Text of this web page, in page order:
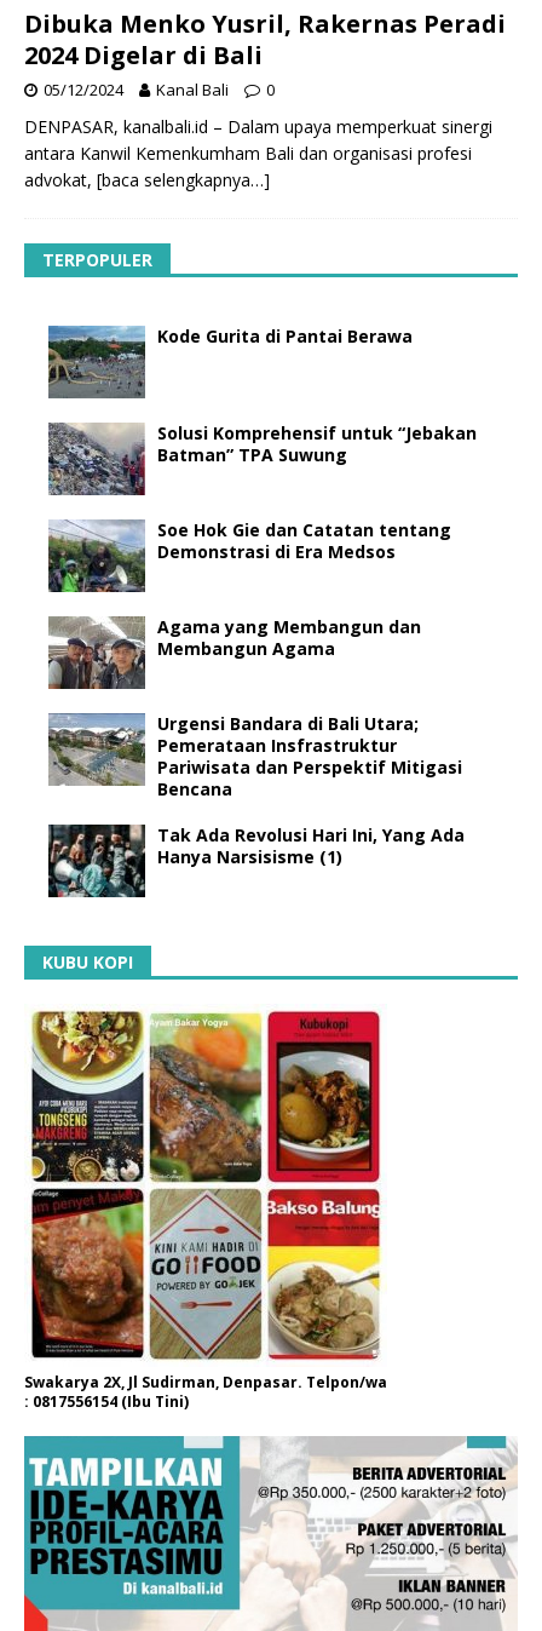
Dibuka Menko Yusril, Rakernas Peradi
2024 Digelar di Bali
05/12/2024 Kanal Bali 0
DENPASAR, kanalbali.id – Dalam upaya memperkuat sinergi
antara Kanwil Kemenkumham Bali dan organisasi profesi
advokat, [baca selengkapnya…]
TERPOPULER
Kode Gurita di Pantai Berawa
Solusi Komprehensif untuk “Jebakan
Batman” TPA Suwung
Soe Hok Gie dan Catatan tentang
Demonstrasi di Era Medsos
Agama yang Membangun dan
Membangun Agama
Urgensi Bandara di Bali Utara;
Pemerataan Insfrastruktur
Pariwisata dan Perspektif Mitigasi
Bencana
Tak Ada Revolusi Hari Ini, Yang Ada
Hanya Narsisisme (1)
KUBU KOPI
Swakarya 2X, Jl Sudirman, Denpasar. Telpon/wa
: 0817556154 (Ibu Tini)